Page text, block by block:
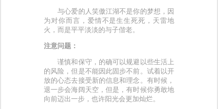
与心爱的人笑傲江湖不是你的梦想，因
为对你而言，爱情不是生生死死，天雷地
火，而是平平淡淡的与子偕老。
注意问题：
谨慎和保守，的确可以规避以些生活上
的风险，但是不能因此固步不前。试着以开
放的心态去接受新的信息和理念。有时候，
退一步会海阔天空，但是，有时候你勇敢地
向前迈出一步，也许阳光会更加灿烂。